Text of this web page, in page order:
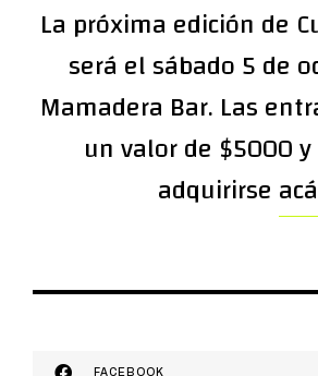
La próxima edición de
será el sábado 5 de
Mamadera Bar. Las
un valor de $5000
adquirirse acá
FACEBOOK